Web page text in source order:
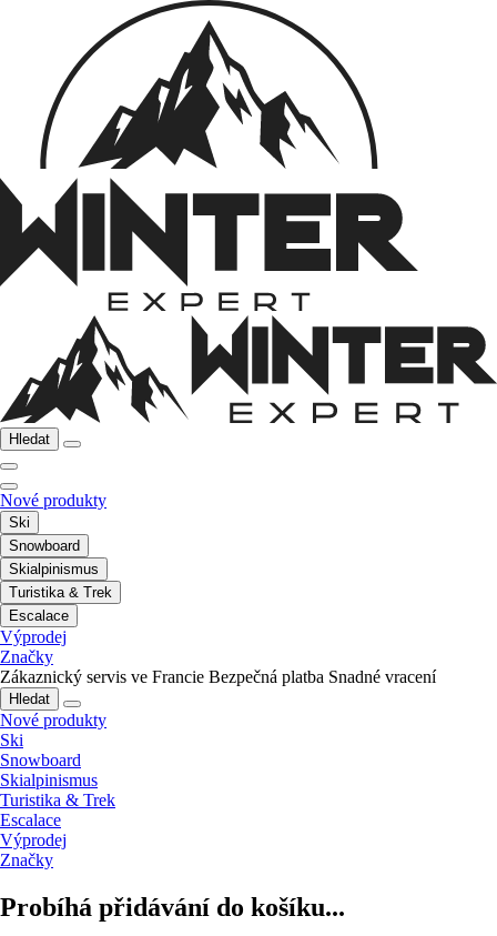
Hledat
Nové produkty
Ski
Snowboard
Skialpinismus
Turistika & Trek
Escalace
Výprodej
Značky
Zákaznický servis ve Francie Bezpečná platba Snadné vracení
Hledat
Nové produkty
Ski
Snowboard
Skialpinismus
Turistika & Trek
Escalace
Výprodej
Značky
Probíhá přidávání do košíku...